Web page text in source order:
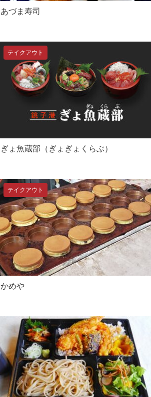
あづま寿司
テイクアウト
ぎょ魚蔵部（ぎょぎょくらぶ）
テイクアウト
かめや